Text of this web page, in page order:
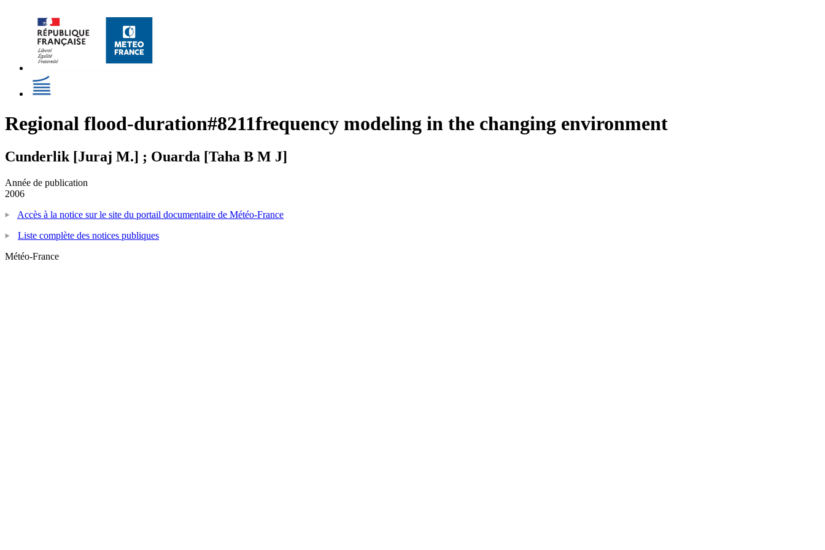
Regional flood-duration#8211frequency modeling in the changing environment
Cunderlik [Juraj M.] ; Ouarda [Taha B M J]
Année de publication
2006
Accès à la notice sur le site du portail documentaire de Météo-France
Liste complète des notices publiques
Météo-France